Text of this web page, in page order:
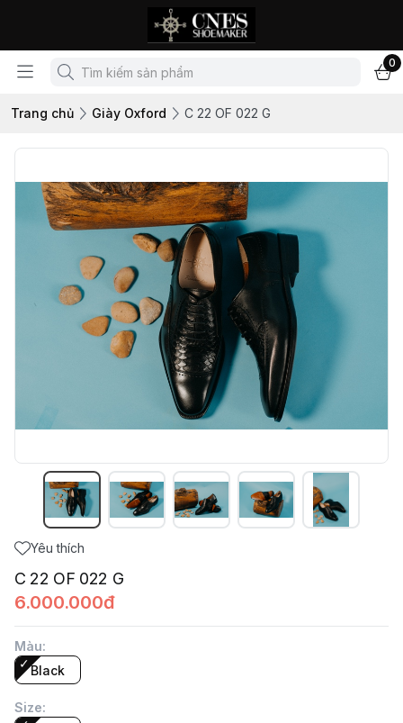
0
Trang chủ Giày Oxford C 22 OF 022 G
Yêu thích
C 22 OF 022 G
6.000.000đ
Màu:
Black
Size: